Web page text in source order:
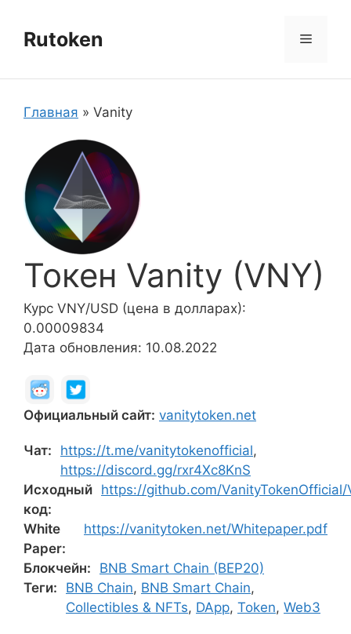
содержимому
Rutoken Меню
Главная » Vanity
Токен Vanity (VNY)
Курс VNY/USD (цена в долларах):
0.00009834
Дата обновления: 10.08.2022
Официальный сайт: vanitytoken.net
Чат: https://t.me/vanitytokenofficial,
https://discord.gg/rxr4Xc8KnS
Исходный
код:
https://github.com/VanityTokenOfficial/
White
Paper:
https://vanitytoken.net/Whitepaper.pdf
Блокчейн:
BNB Smart Chain (BEP20)
Теги:
BNB Chain, BNB Smart Chain,
Collectibles & NFTs, DApp, Token, Web3